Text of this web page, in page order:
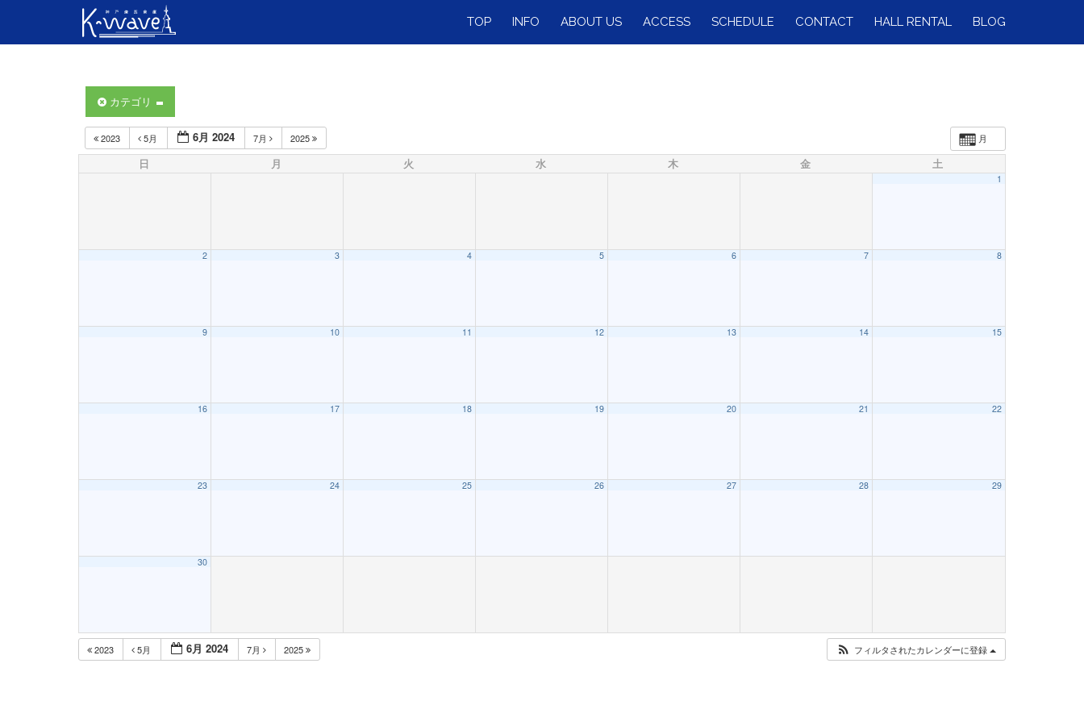
TOP INFO ABOUT US ACCESS SCHEDULE CONTACT HALL RENTAL BLOG
カテゴリ
月
2023 5月 6月 2024 7月 2025
日 月 火 水 木 金 土
1
2 3 4 5 6 7 8
9 10 11 12 13 14 15
16 17 18 19 20 21 22
23 24 25 26 27 28 29
30
2023 5月 6月 2024 7月 2025 フィルタされたカレンダーに登録